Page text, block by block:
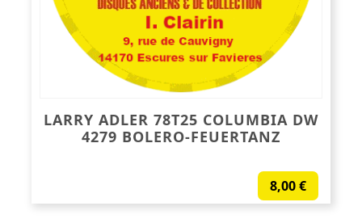
LARRY ADLER 78T25 COLUMBIA DW
4279 BOLERO-FEUERTANZ
8,00€